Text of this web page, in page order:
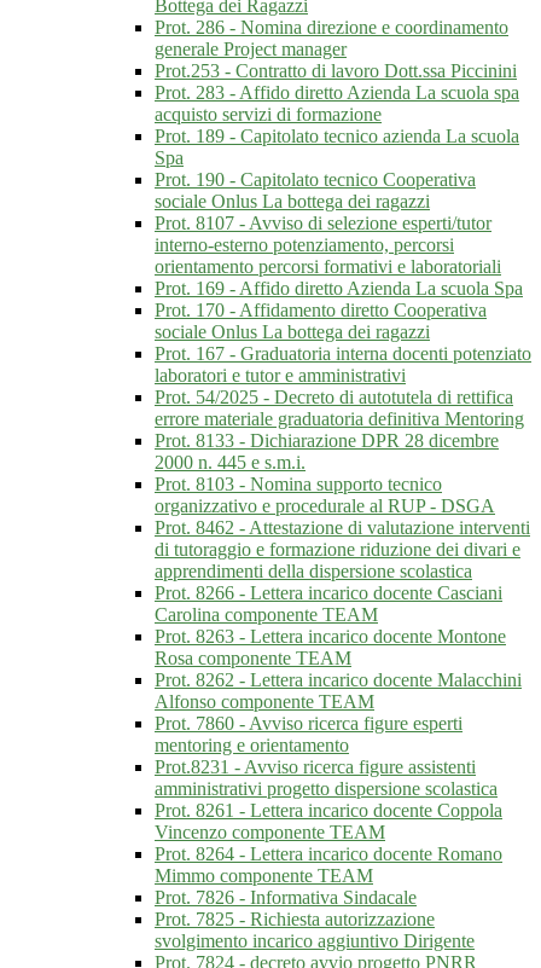
Bottega dei Ragazzi
Prot. 286 - Nomina direzione e coordinamento
generale Project manager
Prot.253 - Contratto di lavoro Dott.ssa Piccinini
Prot. 283 - Affido diretto Azienda La scuola spa
acquisto servizi di formazione
Prot. 189 - Capitolato tecnico azienda La scuola
Spa
Prot. 190 - Capitolato tecnico Cooperativa
sociale Onlus La bottega dei ragazzi
Prot. 8107 - Avviso di selezione esperti/tutor
interno-esterno potenziamento, percorsi
orientamento percorsi formativi e laboratoriali
Prot. 169 - Affido diretto Azienda La scuola Spa
Prot. 170 - Affidamento diretto Cooperativa
sociale Onlus La bottega dei ragazzi
Prot. 167 - Graduatoria interna docenti potenziato
laboratori e tutor e amministrativi
Prot. 54/2025 - Decreto di autotutela di rettifica
errore materiale graduatoria definitiva Mentoring
Prot. 8133 - Dichiarazione DPR 28 dicembre
2000 n. 445 e s.m.i.
Prot. 8103 - Nomina supporto tecnico
organizzativo e procedurale al RUP - DSGA
Prot. 8462 - Attestazione di valutazione interventi
di tutoraggio e formazione riduzione dei divari e
apprendimenti della dispersione scolastica
Prot. 8266 - Lettera incarico docente Casciani
Carolina componente TEAM
Prot. 8263 - Lettera incarico docente Montone
Rosa componente TEAM
Prot. 8262 - Lettera incarico docente Malacchini
Alfonso componente TEAM
Prot. 7860 - Avviso ricerca figure esperti
mentoring e orientamento
Prot.8231 - Avviso ricerca figure assistenti
amministrativi progetto dispersione scolastica
Prot. 8261 - Lettera incarico docente Coppola
Vincenzo componente TEAM
Prot. 8264 - Lettera incarico docente Romano
Mimmo componente TEAM
Prot. 7826 - Informativa Sindacale
Prot. 7825 - Richiesta autorizzazione
svolgimento incarico aggiuntivo Dirigente
Prot. 7824 - decreto avvio progetto PNRR